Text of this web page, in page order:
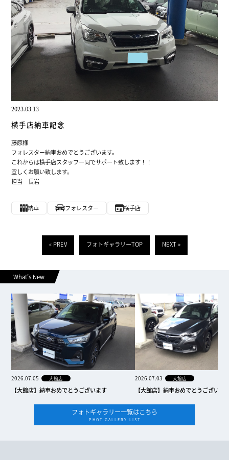
2023.03.13
横手店納車記念
藤原様
フォレスター納車おめでとうございます。
これからは横手店スタッフ一同でサポート致します！！
宜しくお願い致します。
担当 長岩
納車 フォレスター 横手店
« PREV フォトギャラリーTOP NEXT »
What’s New
2026.07.05 大館店
【大館店】納車おめでとうございます
2026.07.03 大館店
【大館店】納車おめでとうございま
フォトギャラリー一覧はこちら
PHOT GALLERY LIST